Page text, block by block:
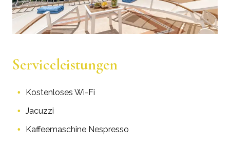
Serviceleistungen
Kostenloses Wi-Fi
Jacuzzi
Kaffeemaschine Nespresso